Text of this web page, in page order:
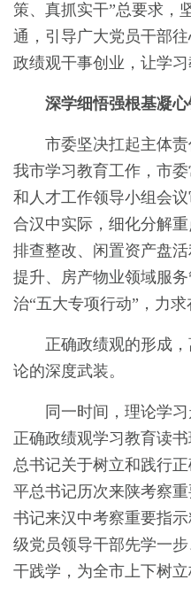
策、真抓实干”总要求，
通，引导广大党员干部
政绩观干事创业，让学习
深学细悟强根基凝
市委坚决扛起主体
我市学习教育工作，市
和人才工作领导小组会
合汉中实际，细化分解
排查整改、闲置资产盘
提升、房产物业领域服
治“五大专项行动”，力
正确政绩观的形成
论的深度武装。
同一时间，理论学
正确政绩观学习教育读
总书记关于树立和践行
平总书记历次来陕考察
书记来汉中考察重要指
级党员领导干部先学一
干践学，为全市上下树立